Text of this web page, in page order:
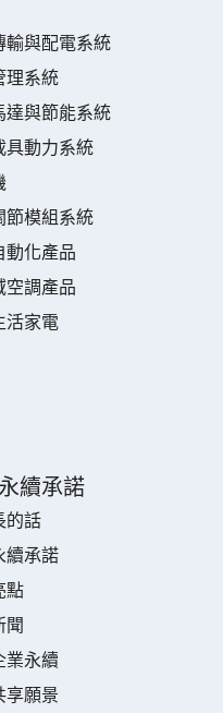
輸與配電系統
理系統
達與節能系統
具動力系統
節模組系統
動化產品
空調產品
活家電
續承諾
的話
續承諾
點
聞
業永續
享願景